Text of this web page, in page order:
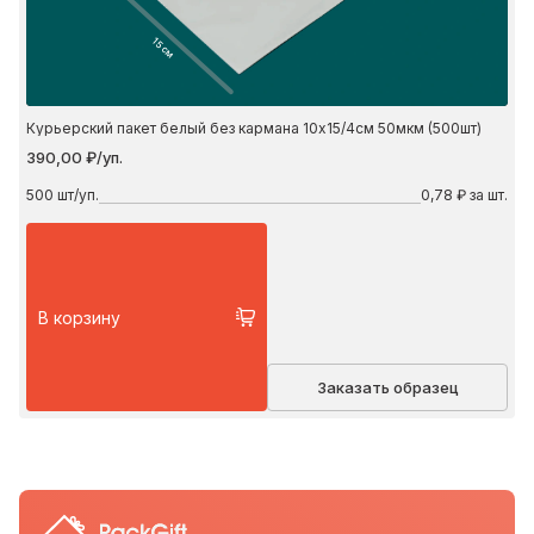
15 см
Курьерский пакет белый без кармана 10х15/4см 50мкм (500шт)
390,00 ₽/уп.
500 шт/уп. 0,78 ₽ за шт.
В корзину
Заказать образец